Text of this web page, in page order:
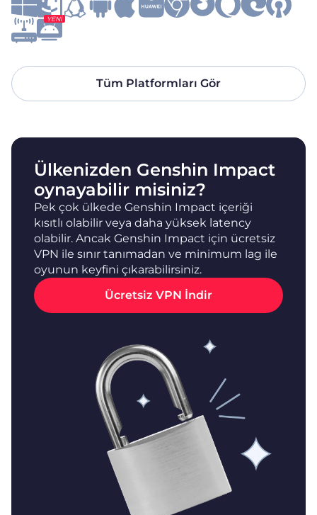
YENI
Tüm Platformları Gör
Ülkenizden Genshin Impact
oynayabilir misiniz?
Pek çok ülkede Genshin Impact içeriği
kısıtlı olabilir veya daha yüksek latency
olabilir. Ancak Genshin Impact için ücretsiz
VPN ile sınır tanımadan ve minimum lag ile
oyunun keyfini çıkarabilirsiniz.
Ücretsiz VPN İndir